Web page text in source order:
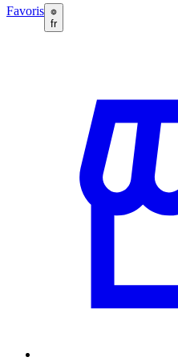
Favoris
fr